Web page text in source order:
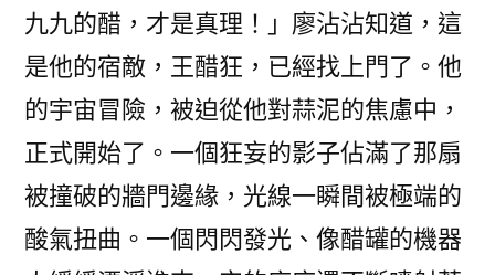
九九的醋，才是真理！」廖沾沾知道，這
是他的宿敵，王醋狂，已經找上門了。他
的宇宙冒險，被迫從他對蒜泥的焦慮中，
正式開始了。一個狂妄的影子佔滿了那扇
被撞破的牆門邊緣，光線一瞬間被極端的
酸氣扭曲。一個閃閃發光、像醋罐的機器